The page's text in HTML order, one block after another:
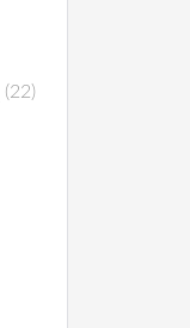
(22)